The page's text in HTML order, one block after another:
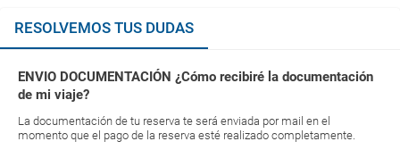
RESOLVEMOS TUS DUDAS
ENVIO DOCUMENTACIÓN ¿Cómo recibiré la documentación
de mi viaje?
La documentación de tu reserva te será enviada por mail en el
momento que el pago de la reserva esté realizado completamente.